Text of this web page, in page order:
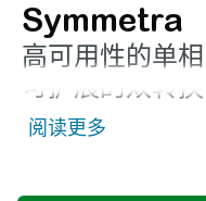
Symmetra
高可用性的单
可扩展的双转